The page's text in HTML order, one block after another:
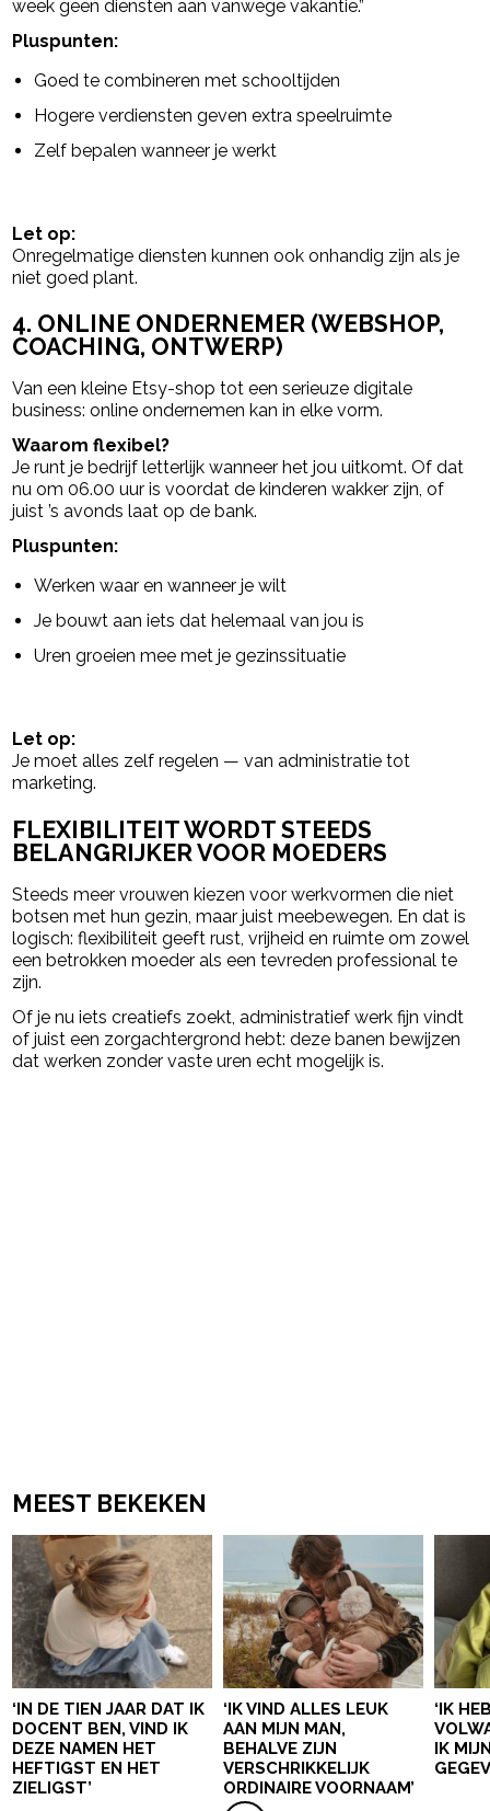
week geen diensten aan vanwege vakantie.”
Pluspunten:
Goed te combineren met schooltijden
Hogere verdiensten geven extra speelruimte
Zelf bepalen wanneer je werkt
Let op:
Onregelmatige diensten kunnen ook onhandig zijn als je
niet goed plant.
4. ONLINE ONDERNEMER (WEBSHOP,
COACHING, ONTWERP)
Van een kleine Etsy-shop tot een serieuze digitale
business: online ondernemen kan in elke vorm.
Waarom flexibel?
Je runt je bedrijf letterlijk wanneer het jou uitkomt. Of dat
nu om 06.00 uur is voordat de kinderen wakker zijn, of
juist ’s avonds laat op de bank.
Pluspunten:
Werken waar en wanneer je wilt
Je bouwt aan iets dat helemaal van jou is
Uren groeien mee met je gezinssituatie
Let op:
Je moet alles zelf regelen — van administratie tot
marketing.
FLEXIBILITEIT WORDT STEEDS
BELANGRIJKER VOOR MOEDERS
Steeds meer vrouwen kiezen voor werkvormen die niet
botsen met hun gezin, maar juist meebewegen. En dat is
logisch: flexibiliteit geeft rust, vrijheid en ruimte om zowel
een betrokken moeder als een tevreden professional te
zijn.
Of je nu iets creatiefs zoekt, administratief werk fijn vindt
of juist een zorgachtergrond hebt: deze banen bewijzen
dat werken zonder vaste uren echt mogelijk is.
MEEST BEKEKEN
‘IN DE TIEN JAAR DAT IK
DOCENT BEN, VIND IK
DEZE NAMEN HET
HEFTIGST EN HET
ZIELIGST’
‘IK VIND ALLES LEUK
AAN MIJN MAN,
BEHALVE ZIJN
VERSCHRIKKELIJK
ORDINAIRE VOORNAAM’
‘IK
IK